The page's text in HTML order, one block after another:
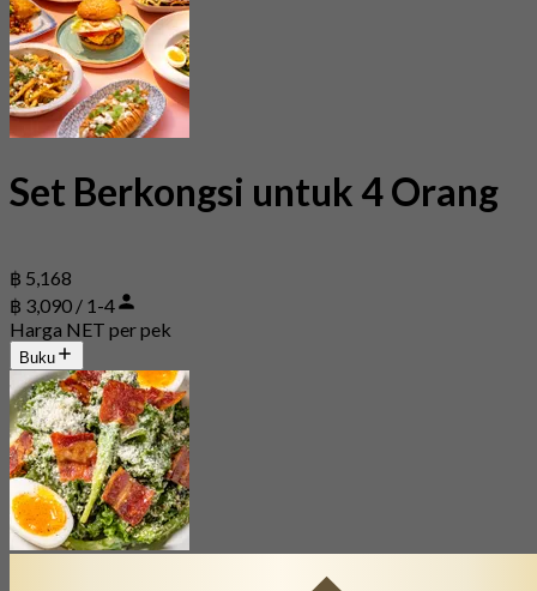
Set Berkongsi untuk 4 Orang
฿ 5,168
฿ 3,090 / 1-4
Harga NET per pek
Buku